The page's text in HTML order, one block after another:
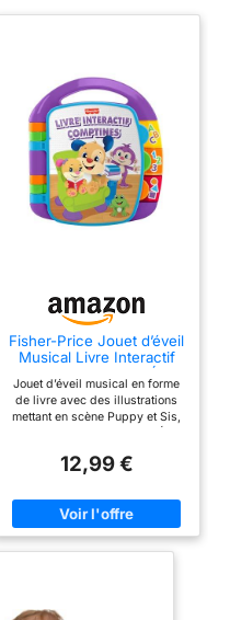
Fisher-Price Jouet d’éveil
Musical Livre Interactif
Comptines Rires et Éveil
avec lumières et Musique
pour bébés et Tout-
Petits, Version française,
Jouet d’éveil musical en forme
de livre avec des illustrations
mettant en scène Puppy et Sis,
les boutons lumineux pour
phrases en français qui lui
apprendront à compter, les
premiers mots, les lettres, les
chiffres, les formes et plus Six
partout grâce à la poignée de
12,99 €